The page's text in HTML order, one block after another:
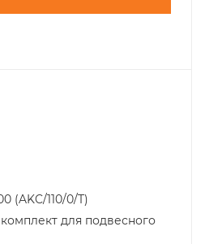
(AKC/110/0/T)
для подвесного